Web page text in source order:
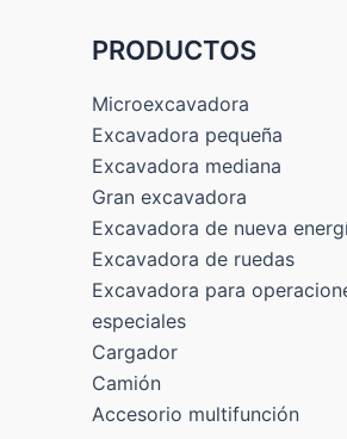
PRODUCTOS
Microexcavadora
Excavadora pequeña
Excavadora mediana
Gran excavadora
Excavadora de nueva
Excavadora de ruedas
Excavadora para
especiales
Cargador
Camión
Accesorio multifunción